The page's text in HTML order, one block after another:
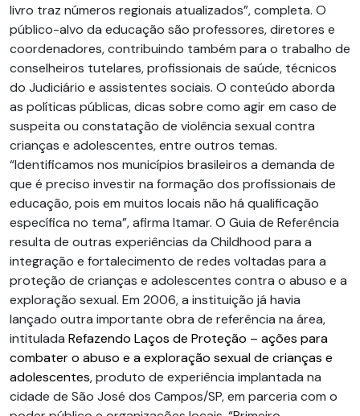
livro traz números regionais atualizados”, completa. O
público-alvo da educação são professores, diretores e
coordenadores, contribuindo também para o trabalho de
conselheiros tutelares, profissionais de saúde, técnicos
do Judiciário e assistentes sociais. O conteúdo aborda
as políticas públicas, dicas sobre como agir em caso de
suspeita ou constatação de violência sexual contra
crianças e adolescentes, entre outros temas.
“Identificamos nos municípios brasileiros a demanda de
que é preciso investir na formação dos profissionais de
educação, pois em muitos locais não há qualificação
específica no tema”, afirma Itamar. O Guia de Referência
resulta de outras experiências da Childhood para a
integração e fortalecimento de redes voltadas para a
proteção de crianças e adolescentes contra o abuso e a
exploração sexual. Em 2006, a instituição já havia
lançado outra importante obra de referência na área,
intitulada Refazendo Laços de Proteção – ações para
combater o abuso e a exploração sexual de crianças e
adolescentes, produto de experiência implantada na
cidade de São José dos Campos/SP, em parceria com o